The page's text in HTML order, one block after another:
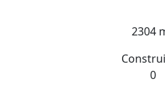
2304
0